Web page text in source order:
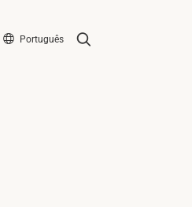
Português Search